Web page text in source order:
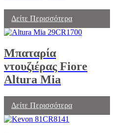
Δείτε Περισσότερα
Μπαταρία
ντουζιέρας Fiore
Altura Mia
Δείτε Περισσότερα